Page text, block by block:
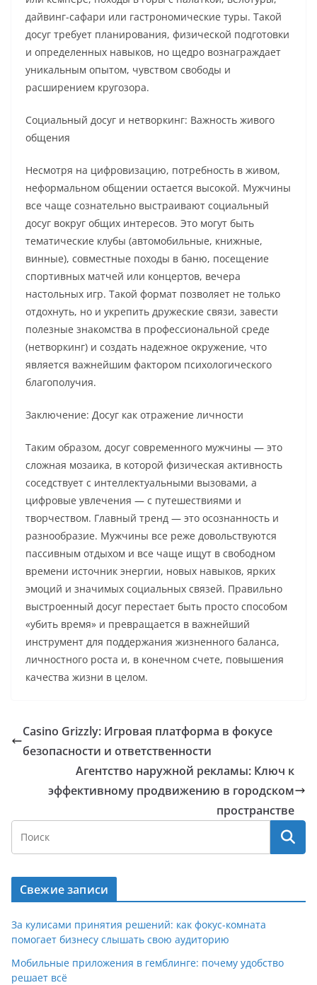
дайвинг-сафари или гастрономические туры. Такой
досуг требует планирования, физической подготовки
и определенных навыков, но щедро вознаграждает
уникальным опытом, чувством свободы и
расширением кругозора.
Социальный досуг и нетворкинг: Важность живого
общения
Несмотря на цифровизацию, потребность в живом,
неформальном общении остается высокой. Мужчины
все чаще сознательно выстраивают социальный
досуг вокруг общих интересов. Это могут быть
тематические клубы (автомобильные, книжные,
винные), совместные походы в баню, посещение
спортивных матчей или концертов, вечера
настольных игр. Такой формат позволяет не только
отдохнуть, но и укрепить дружеские связи, завести
полезные знакомства в профессиональной среде
(нетворкинг) и создать надежное окружение, что
является важнейшим фактором психологического
благополучия.
Заключение: Досуг как отражение личности
Таким образом, досуг современного мужчины — это
сложная мозаика, в которой физическая активность
соседствует с интеллектуальными вызовами, а
цифровые увлечения — с путешествиями и
творчеством. Главный тренд — это осознанность и
разнообразие. Мужчины все реже довольствуются
пассивным отдыхом и все чаще ищут в свободном
времени источник энергии, новых навыков, ярких
эмоций и значимых социальных связей. Правильно
выстроенный досуг перестает быть просто способом
«убить время» и превращается в важнейший
инструмент для поддержания жизненного баланса,
личностного роста и, в конечном счете, повышения
качества жизни в целом.
Casino Grizzly: Игровая платформа в фокусе
безопасности и ответственности
Агентство наружной рекламы: Ключ к
эффективному продвижению в городском
пространстве
Свежие записи
За кулисами принятия решений: как фокус-комната
помогает бизнесу слышать свою аудиторию
Мобильные приложения в гемблинге: почему удобство
решает всё